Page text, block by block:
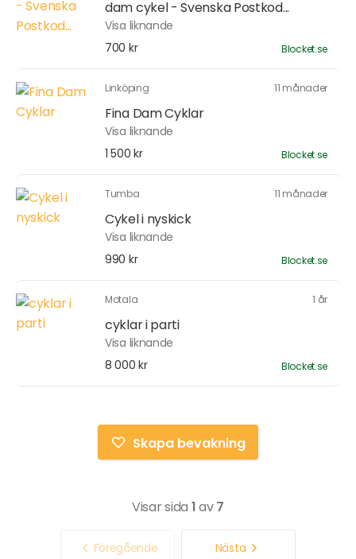
dam cykel - Svenska Postkod...
Visa liknande
700 kr
Blocket.se
Linköping 11 månader
Fina Dam Cyklar
Visa liknande
1 500 kr
Blocket.se
Tumba 11 månader
Cykel i nyskick
Visa liknande
990 kr
Blocket.se
Motala 1 år
cyklar i parti
Visa liknande
8 000 kr
Blocket.se
Skapa bevakning
Visar sida 1av7
Föregående Nästa